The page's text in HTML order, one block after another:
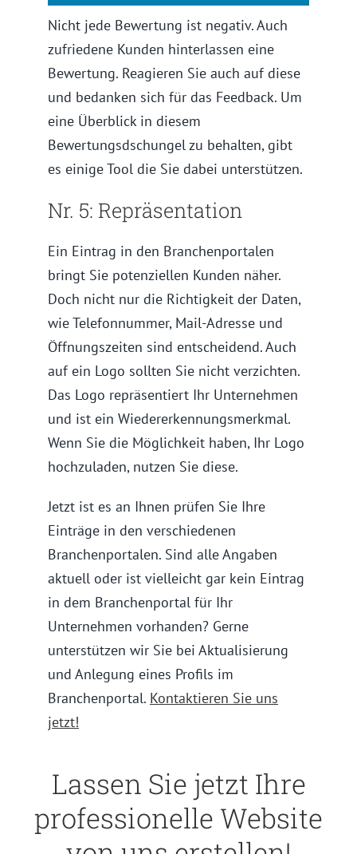
Nicht jede Bewertung ist negativ. Auch
zufriedene Kunden hinterlassen eine
Bewertung. Reagieren Sie auch auf diese
und bedanken sich für das Feedback. Um
eine Überblick in diesem
Bewertungsdschungel zu behalten, gibt
es einige Tool die Sie dabei unterstützen.
Nr. 5: Repräsentation
Ein Eintrag in den Branchenportalen
bringt Sie potenziellen Kunden näher.
Doch nicht nur die Richtigkeit der Daten,
wie Telefonnummer, Mail-Adresse und
Öffnungszeiten sind entscheidend. Auch
auf ein Logo sollten Sie nicht verzichten.
Das Logo repräsentiert Ihr Unternehmen
und ist ein Wiedererkennungsmerkmal.
Wenn Sie die Möglichkeit haben, Ihr Logo
hochzuladen, nutzen Sie diese.
Jetzt ist es an Ihnen prüfen Sie Ihre
Einträge in den verschiedenen
Branchenportalen. Sind alle Angaben
aktuell oder ist vielleicht gar kein Eintrag
in dem Branchenportal für Ihr
Unternehmen vorhanden? Gerne
unterstützen wir Sie bei Aktualisierung
und Anlegung eines Profils im
Branchenportal. Kontaktieren Sie uns
jetzt!
Lassen Sie jetzt Ihre
professionelle Website